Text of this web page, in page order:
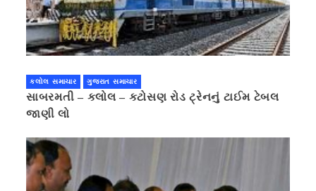
કલોલ સમાચાર ગુજરાત સમાચાર
સાબરમતી – કલોલ – કટોસણ રોડ ટ્રેનનું ટાઈમ ટેબલ
જાણી લો